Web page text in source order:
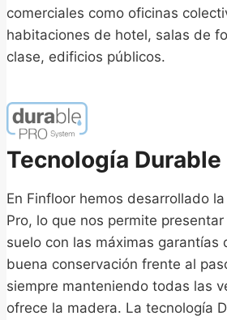
comerciales como oficinas
habitaciones de hotel, salas de
clase, edificios públicos.
Tecnología Durable
En Finfloor hemos desarrollado
Pro, lo que nos permite
suelo con las máximas garantías
buena conservación frente al
siempre manteniendo todas las
ofrece la madera. La tecnología